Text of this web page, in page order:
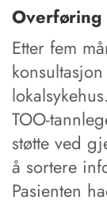
Etter fem
TOO-
støtte ved
å sortere
Pasienten